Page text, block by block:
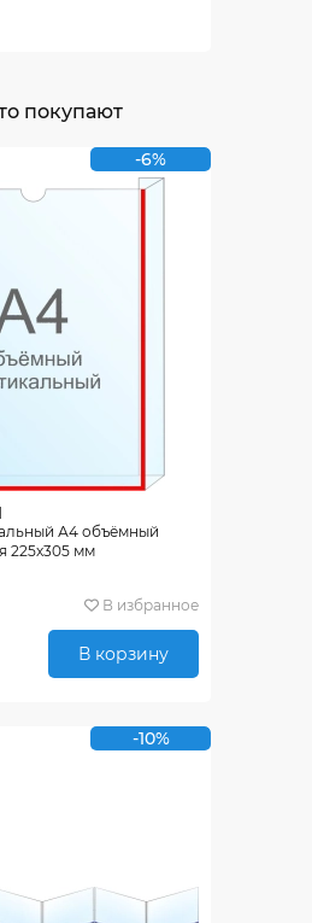
покупают
-6%
А4 объёмный
225х305 мм
В избранное
В корзину
-10%